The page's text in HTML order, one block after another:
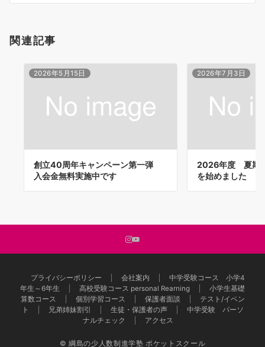
シ
ン
関連記事
2026年5月15日
創立40周年キャンペーン第一弾
入会金無料実施中です
2026年7月3日
2026年度 夏期
を始めました
プライバシーポリシー 会社案内
中学受験コース 小学4
年生～6年生
高校受験コース personal Rearning
小学生基礎
算数コース
個別学習コース 保護者面談
テスト/イベン
ト
兄弟姉妹割引 生徒・保護者の声
中学受験 パーソ
ナルチェック
アクセス
© 綱島の少人数制進学塾 ポケットスクール